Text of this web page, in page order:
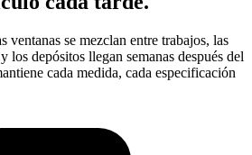
ventanas se mezclan entre trabajos, las
los depósitos llegan semanas después del
cada medida, cada especificación